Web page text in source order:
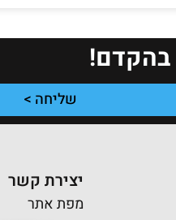
בהקדם!
שליחה >
יצירת קשר
מפת אתר